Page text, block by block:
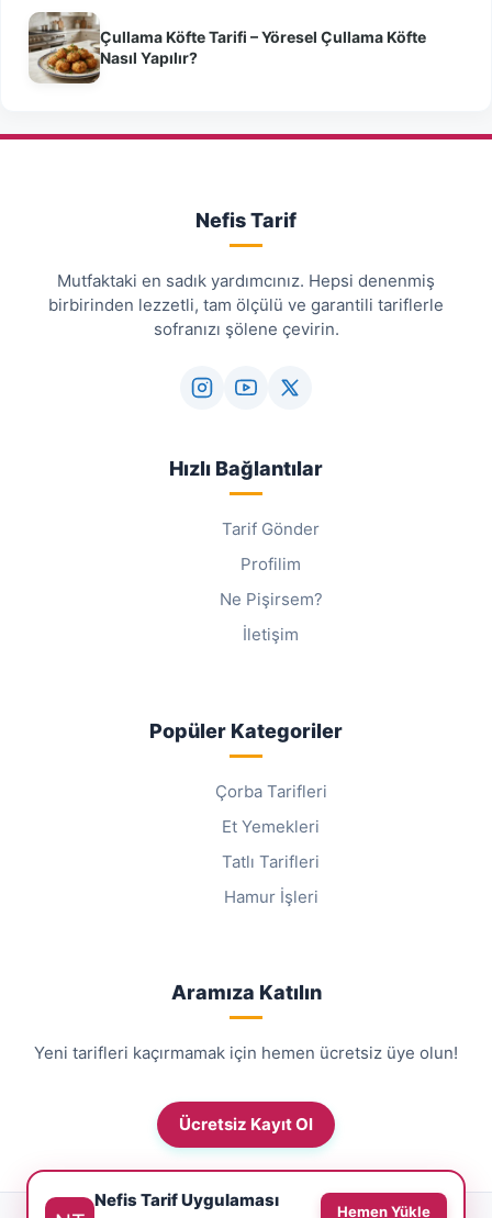
Çullama Köfte Tarifi – Yöresel Çullama Köfte
Nasıl Yapılır?
Nefis Tarif
Mutfaktaki en sadık yardımcınız. Hepsi denenmiş
birbirinden lezzetli, tam ölçülü ve garantili tariflerle
sofranızı şölene çevirin.
Hızlı Bağlantılar
Tarif Gönder
Profilim
Ne Pişirsem?
İletişim
Popüler Kategoriler
Çorba Tarifleri
Et Yemekleri
Tatlı Tarifleri
Hamur İşleri
Aramıza Katılın
Yeni tarifleri kaçırmamak için hemen ücretsiz üye olun!
Ücretsiz Kayıt Ol
Nefis Tarif Uygulaması
Hemen Yükle